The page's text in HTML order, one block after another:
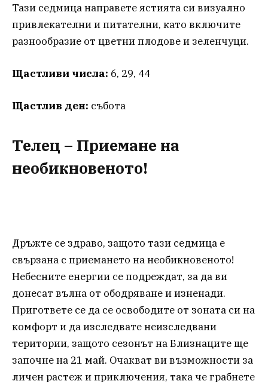
Тази седмица направете ястията си визуално
привлекателни и питателни, като включите
разнообразие от цветни плодове и зеленчуци.
Щастливи числа: 6, 29, 44
Щастлив ден: събота
Телец – Приемане на
необикновеното!
Дръжте се здраво, защото тази седмица е
свързана с приемането на необикновеното!
Небесните енергии се подреждат, за да ви
донесат вълна от ободряване и изненади.
Пригответе се да се освободите от зоната си на
комфорт и да изследвате неизследвани
територии, защото сезонът на Близнаците ще
започне на 21 май. Очакват ви възможности за
личен растеж и приключения, така че грабнете